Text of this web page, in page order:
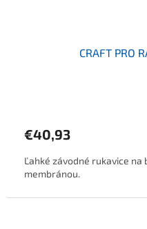
CRAFT PRO
€40,93
Ľahké závodné rukavice
membránou.